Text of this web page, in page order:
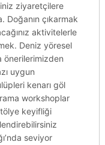
ziyaretçilere
Doğanın çıkarmak
aktivitelerle
Deniz yöresel
önerilerimizden
uygun
kenarı göl
workshoplar
keyifliği
seviyor